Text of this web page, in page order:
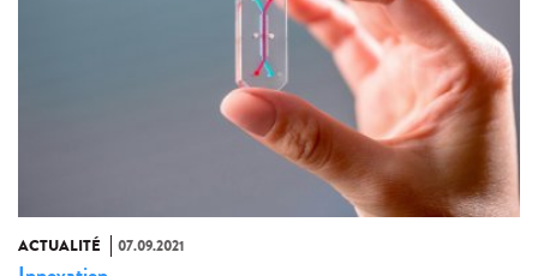
ACTUALITÉ 07.09.2021